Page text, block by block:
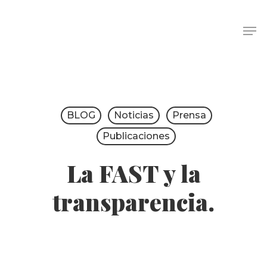
BLOG Noticias
Prensa
Publicaciones
La FAST y la
transparencia.